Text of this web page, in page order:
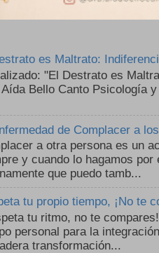
es Maltrato:
"El Destrato es
Bello Canto Psicología
de Complacer a
a otra persona es un
y cuando lo hagamos por
que puedo tamb...
tu propio tiempo, ¡No te
tu ritmo, no te
personal para la
transformación...